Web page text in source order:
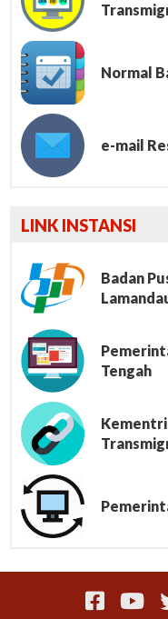
Normal
e-mail
Lumbung
LINK INSTANSI
Badan
Tengah